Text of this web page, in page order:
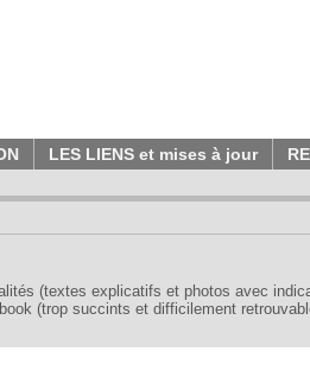
LES LIENS et mises à jour
(textes explicatifs et photos avec
(trop succints et difficilement